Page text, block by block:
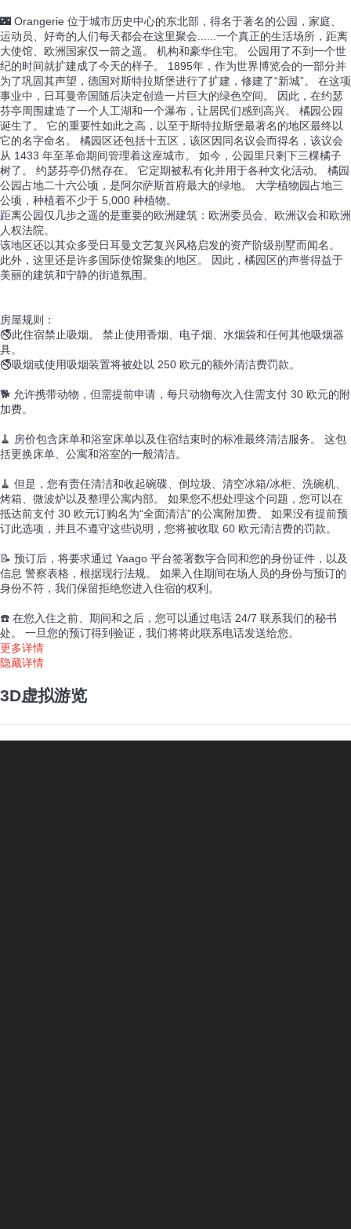
🌃 Orangerie 位于城市历史中心的东北部，得名于著名的公园，家庭、
运动员、好奇的人们每天都会在这里聚会......一个真正的生活场所，距离
大使馆、欧洲国家仅一箭之遥。 机构和豪华住宅。 公园用了不到一个世
纪的时间就扩建成了今天的样子。 1895年，作为世界博览会的一部分并
为了巩固其声望，德国对斯特拉斯堡进行了扩建，修建了“新城”。 在这项
事业中，日耳曼帝国随后决定创造一片巨大的绿色空间。 因此，在约瑟
芬亭周围建造了一个人工湖和一个瀑布，让居民们感到高兴。 橘园公园
诞生了。 它的重要性如此之高，以至于斯特拉斯堡最著名的地区最终以
它的名字命名。 橘园区还包括十五区，该区因同名议会而得名，该议会
从 1433 年至革命期间管理着这座城市。 如今，公园里只剩下三棵橘子
树了。 约瑟芬亭仍然存在。 它定期被私有化并用于各种文化活动。 橘园
公园占地二十六公顷，是阿尔萨斯首府最大的绿地。 大学植物园占地三
公顷，种植着不少于 5,000 种植物。
距离公园仅几步之遥的是重要的欧洲建筑：欧洲委员会、欧洲议会和欧洲
人权法院。
该地区还以其众多受日耳曼文艺复兴风格启发的资产阶级别墅而闻名。
此外，这里还是许多国际使馆聚集的地区。 因此，橘园区的声誉得益于
美丽的建筑和宁静的街道氛围。
房屋规则：
🚭此住宿禁止吸烟。 禁止使用香烟、电子烟、水烟袋和任何其他吸烟器
具。
🚭吸烟或使用吸烟装置将被处以 250 欧元的额外清洁费罚款。
🐕 允许携带动物，但需提前申请，每只动物每次入住需支付 30 欧元的附
加费。
🧹 房价包含床单和浴室床单以及住宿结束时的标准最终清洁服务。 这包
括更换床单、公寓和浴室的一般清洁。
🧹 但是，您有责任清洁和收起碗碟、倒垃圾、清空冰箱/冰柜、洗碗机、
烤箱、微波炉以及整理公寓内部。 如果您不想处理这个问题，您可以在
抵达前支付 30 欧元订购名为“全面清洁”的公寓附加费。 如果没有提前预
订此选项，并且不遵守这些说明，您将被收取 60 欧元清洁费的罚款。
📝 预订后，将要求通过 Yaago 平台签署数字合同和您的身份证件，以及
信息 警察表格，根据现行法规。 如果入住期间在场人员的身份与预订的
身份不符，我们保留拒绝您进入住宿的权利。
☎️ 在您入住之前、期间和之后，您可以通过电话 24/7 联系我们的秘书
处。 一旦您的预订得到验证，我们将将此联系电话发送给您。
更多详情
隐藏详情
3D虚拟游览